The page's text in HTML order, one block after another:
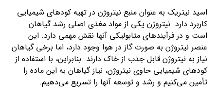
اسید نیتریک به عنوان منبع نیتروژن در تهیه کودهای شیمیایی
کاربرد دارد. نیتروژن یکی از مواد مغذی اصلی رشد گیاهان
است و در فرآیندهای متابولیکی آنها نقش مهمی دارد. این
عنصر نیتروژن به صورت گاز در هوا وجود دارد، اما برخی گیاهان
نیاز به نیتروژن قابل جذب از خاک دارند. بنابراین، با استفاده از
کودهای شیمیایی حاوی نیتروژن، نیاز گیاهان به این ماده را
تأمین می‌کنیم و رشد و توسعه آنها را تسریع می‌دهیم.